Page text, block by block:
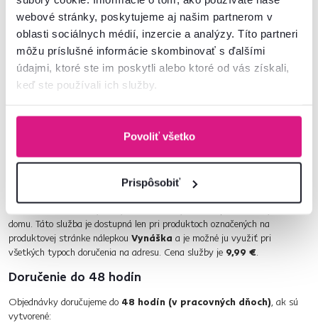
webové stránky, poskytujeme aj našim partnerom v
oblasti sociálnych médií, inzercie a analýzy. Títo partneri
môžu príslušné informácie skombinovať s ďalšími
údajmi, ktoré ste im poskytli alebo ktoré od vás získali,
keď ste používali ich služby.
Povoliť všetko
Prispôsobiť
najkratšom možnom čase. Deň pred doručením Vám pošleme informáciu o
presnom čase doručenia v 2-hodinovom okne, aby ste si mohli lepšie
naplánovať deň.
Ekologická doprava kuriérom
Vašu objednávku ekologicky doručíme až k Vám domov s garanciou
košíku z kategóriemenší tovar. Deň pred doručením Vám pošleme
informáciu o presnom čase doručenia v 2-hodinovom okne, aby ste si
Vynáška tovaru do bytu
domu. Táto služba je dostupná len pri produktoch označených na
produktovej stránke nálepkou Vynáška a je možné ju využiť pri
všetkých typoch doručenia na adresu. Cena služby je 9,99 €.
Doručenie do 48 hodín
Objednávky doručujeme do 48 hodín (v pracovných dňoch), ak sú
vytvorené: